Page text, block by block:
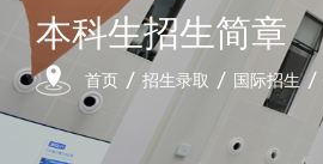
本科生招生简章
首页 招生录取 国际招生